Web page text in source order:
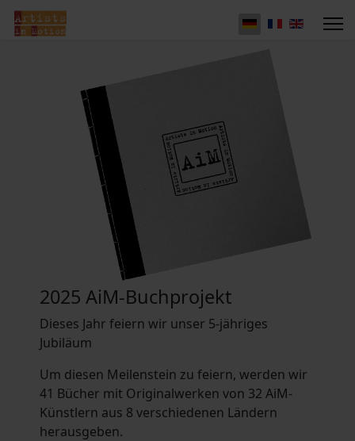
2025 AiM-Buchprojekt
Dieses Jahr feiern wir unser 5-jähriges
Jubiläum
Um diesen Meilenstein zu feiern, werden wir
41 Bücher mit Originalwerken von 32 AiM-
Künstlern aus 8 verschiedenen Ländern
herausgeben.